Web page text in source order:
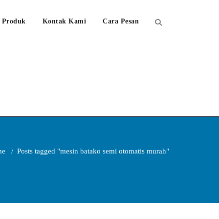
Produk Kontak Kami Cara Pesan
/ Posts tagged "mesin batako semi otomatis murah"